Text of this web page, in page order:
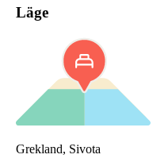
Läge
Grekland, Sivota